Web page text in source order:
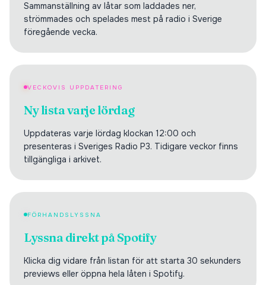
Sammanställning av låtar som laddades ner,
strömmades och spelades mest på radio i Sverige
föregående vecka.
VECKOVIS UPPDATERING
Ny lista varje lördag
Uppdateras varje lördag klockan 12:00 och
presenteras i Sveriges Radio P3. Tidigare veckor finns
tillgängliga i arkivet.
FÖRHANDSLYSSNA
Lyssna direkt på Spotify
Klicka dig vidare från listan för att starta 30 sekunders
previews eller öppna hela låten i Spotify.